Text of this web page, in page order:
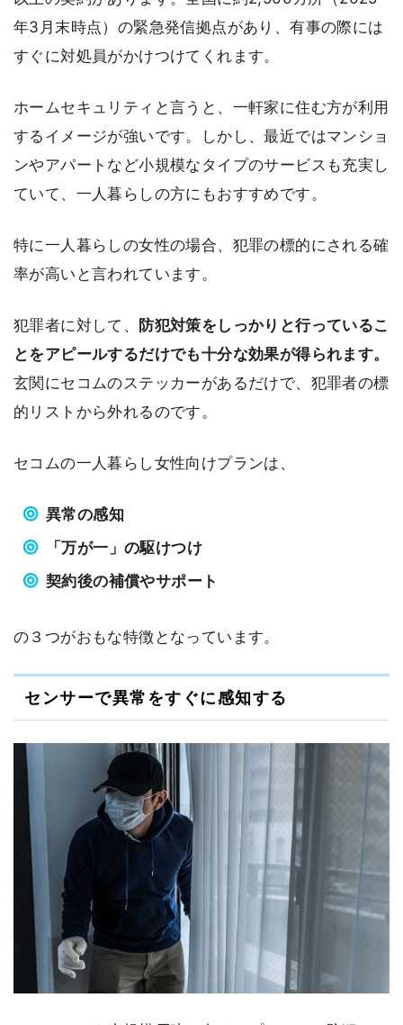
年3月末時点）の緊急発信拠点があり、有事の際には
すぐに対処員がかけつけてくれます。
ホームセキュリティと言うと、一軒家に住む方が利用
するイメージが強いです。しかし、最近ではマンショ
ンやアパートなど小規模なタイプのサービスも充実し
ていて、一人暮らしの方にもおすすめです。
特に一人暮らしの女性の場合、犯罪の標的にされる確
率が高いと言われています。
犯罪者に対して、
防犯対策をしっかりと行っているこ
とをアピールするだけでも十分な効果が得られます。
玄関にセコムのステッカーがあるだけで、犯罪者の標
的リストから外れるのです。
セコムの一人暮らし女性向けプランは、
異常の感知
「万が一」の駆けつけ
契約後の補償やサポート
の３つがおもな特徴となっています。
センサーで異常をすぐに感知する